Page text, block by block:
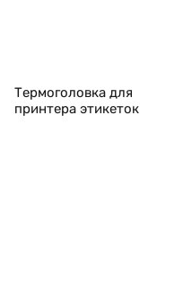
Термоголовка для
принтера этикеток